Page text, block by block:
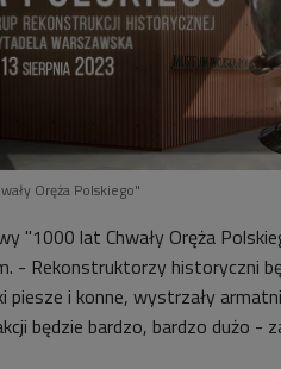
Oręża Polskiego"
"1000 lat Chwały Oręża
- Rekonstruktorzy historyczni
piesze i konne, wystrzały
będzie bardzo, bardzo dużo -